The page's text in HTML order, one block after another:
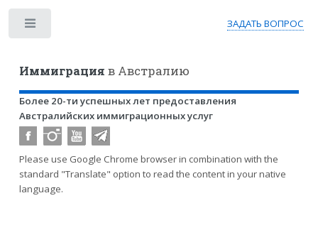
Иммиграция в Австралию
ЗАДАТЬ ВОПРОС
Более 20-ти успешных лет предоставления
Австралийских иммиграционных услуг
Please use Google Chrome browser in combination with the
standard "Translate" option to read the content in your native
language.